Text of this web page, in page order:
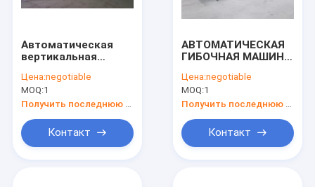
Автоматическая
вертикальная
стеклянная линия
производства
Цена:negotiable
MOQ:1
Контакт
АВТОМАТИЧЕСКАЯ
ГИБОЧНАЯ МАШИНА
Цена:negotiable
MOQ:1
Контакт